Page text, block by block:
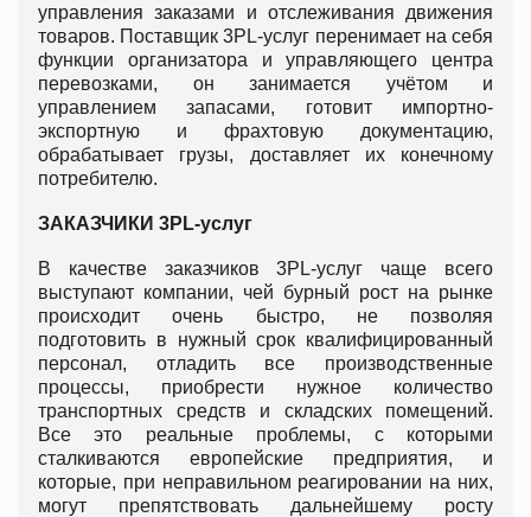
управления заказами и отслеживания движения
товаров. Поставщик 3PL-услуг перенимает на себя
функции организатора и управляющего центра
перевозками, он занимается учётом и
управлением запасами, готовит импортно-
экспортную и фрахтовую документацию,
обрабатывает грузы, доставляет их конечному
потребителю.
ЗАКАЗЧИКИ 3PL-услуг
В качестве заказчиков 3PL-услуг чаще всего
выступают компании, чей бурный рост на рынке
происходит очень быстро, не позволяя
подготовить в нужный срок квалифицированный
персонал, отладить все производственные
процессы, приобрести нужное количество
транспортных средств и складских помещений.
Все это реальные проблемы, с которыми
сталкиваются европейские предприятия, и
которые, при неправильном реагировании на них,
могут препятствовать дальнейшему росту